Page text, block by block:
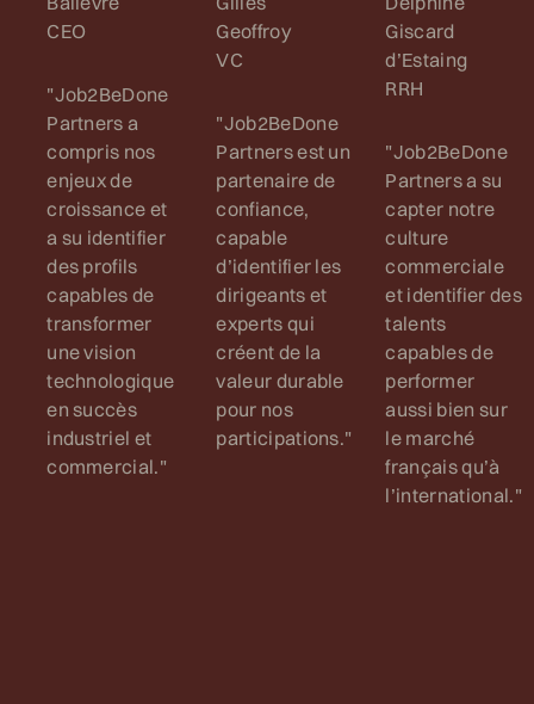
CEO
"Job2BeDone
Partners a
compris nos
enjeux de
croissance et
a su identifier
des profils
capables de
transformer
une vision
technologique
en succès
industriel et
commercial."
Geoffroy
VC
"Job2BeDone
Partners est un
partenaire de
confiance,
capable
d’identifier les
dirigeants et
experts qui
créent de la
valeur durable
pour nos
participations."
Giscard
d’Estaing
RRH
"Job2BeDone
Partners a su
capter notre
culture
commerciale
et identifier des
talents
capables de
performer
aussi bien sur
le marché
français qu’à
l’international."